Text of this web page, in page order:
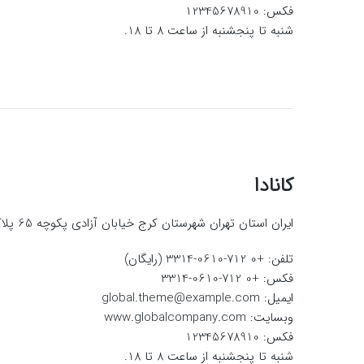
فکس: 12345678910
شنبه تا پنجشنبه از ساعت 8 تا 18.
کانادا
ایران استان تهران شهرستان کرج خیابان آزادی پکوچه 65 پلاک 2.
تلفن: +0 712-0610-3314 (رایگان)
فکس: +0 712-0610-3314
ایمیل: global.theme@example.com
وبسایت: www.globalcompany.com
فکس: 12345678910
شنبه تا پنجشنبه از ساعت 8 تا 18.